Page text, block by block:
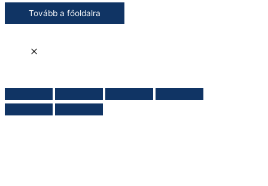
Tovább a főoldalra